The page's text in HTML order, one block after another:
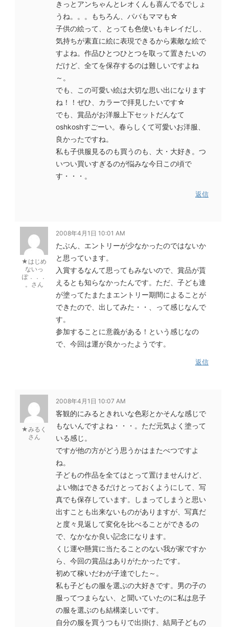
きっとアンちゃんとレオくんも喜んでるでしょ
うね。。。もちろん、パパもママも☆
子供の絵って、とっても色使いもキレイだし、
気持ちが素直に絵に表現できるから素敵な絵で
すよね。作品ひとつひとつを取って置きたいの
だけど、全てを保存するのは難しいですよね
～。
でも、この可愛い絵は大切な思い出になります
ね！！ぜひ、カラーで拝見したいです☆
でも、賞品がお洋服上下セットだんなて
oshkoshすごーい。春らしくて可愛いお洋服、
良かったですね。
私も子供服見るのも買うのも、大・大好き。つ
いつい買いすぎるのが悩みな今日この頃で
す・・・。
返信
★はじめ
ないっ
ぽ．．．
。さん
2008年4月1日 10:01 AM
たぶん、エントリーが少なかったのではないか
と思っています。
入賞するなんて思ってもみないので、賞品が貰
えるとも知らなかったんです。ただ、子ども達
が塗ってたまたまエントリー期間によることが
できたので、出してみた・・、って感じなんで
す。
参加することに意義がある！という感じなの
で、今回は運が良かったようです。
返信
★みるく
さん
2008年4月1日 10:07 AM
客観的にみるときれいな色彩とかそんな感じで
もないんですよね・・・。ただ元気よく塗って
いる感じ。
ですが他の方がどう思うかはまたべつですよ
ね。
子どもの作品を全てはとって置けませんけど、
よい物はできるだけとっておくようにして、写
真でも保存しています。しまってしまうと思い
出すことも出来ないものがありますが、写真だ
と度々見返して変化を比べることができるの
で、なかなか良い記念になります。
くじ運や懸賞に当たることのない我が家ですか
ら、今回の賞品はありがたかったです。
初めて稼いだわが子達でした～。
私も子どもの服を選ぶの大好きです。男の子の
服ってつまらない、と聞いていたのに私は息子
の服を選ぶのも結構楽しいです。
自分の服を買うつもりで出掛け、結局子どもの